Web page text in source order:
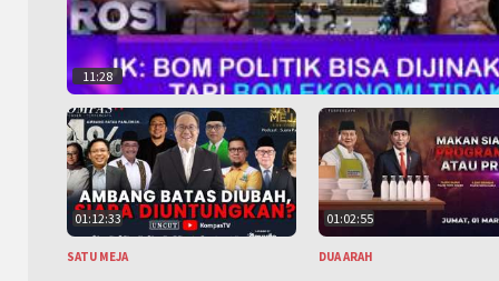
11:28
01:12:33
SATU MEJA
01:02:55
DUA ARAH